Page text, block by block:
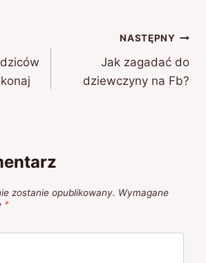
NASTĘPNY
Jak zagadać do
dziewczyny na Fb?
zostanie opublikowany. Wymagane
*